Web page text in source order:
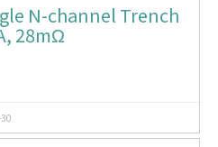
N-channel Trench
28mΩ